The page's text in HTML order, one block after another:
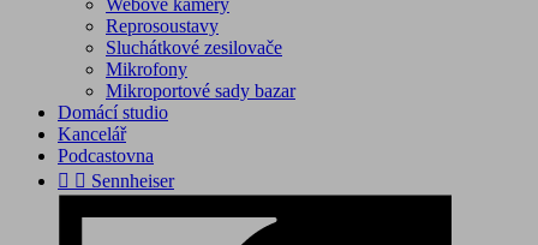
Reprosoustavy
Sluchátkové zesilovače
Mikrofony
Mikroportové sady bazar
Domácí studio
Kancelář
Podcastovna
  Sennheiser